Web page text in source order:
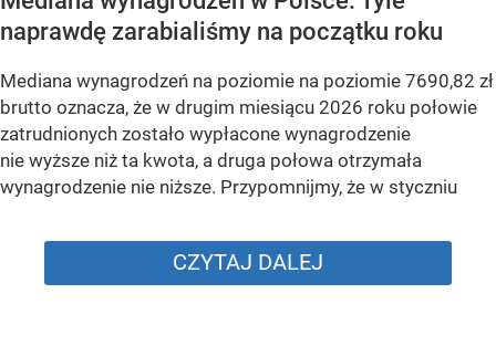
naprawdę zarabialiśmy na początku roku
Mediana wynagrodzeń na poziomie na poziomie 7690,82 zł
brutto oznacza, że w drugim miesiącu 2026 roku połowie
zatrudnionych zostało wypłacone wynagrodzenie
nie wyższe niż ta kwota, a druga połowa otrzymała
wynagrodzenie nie niższe. Przypomnijmy, że w styczniu
CZYTAJ DALEJ